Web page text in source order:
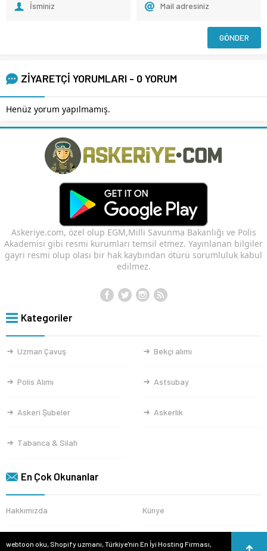
ZİYARETÇİ YORUMLARI - 0 YORUM
Henüz yorum yapılmamış.
Askeriye.com, özel olup EGM,Milli Savunma Bakanlığı ve Polis
Akademisi gibi resmi kurumları temsil etmez. Yayınlanan bilgiler
gayri resmi olup olası bir hak kaybından ötürü sorumluluk kabul
edilmez.
Kategoriler
Uzman Çavuş Bekçi alımı
Polis Alımı Astsubay
Askeri Şubeler Askerlik
Tabanca & Silah
En Çok Okunanlar
Hakkımızda Künye
webtoon oku Shopify uzmanı Türkiye'nin En İyi Hosting Firması